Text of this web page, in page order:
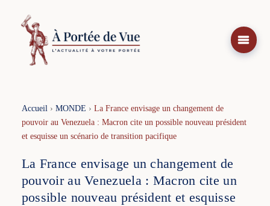
contenu
Accueil› MONDE › La France envisage un changement de
pouvoir au Venezuela : Macron cite un possible nouveau président
et esquisse un scénario de transition pacifique
La France envisage un changement de
pouvoir au Venezuela : Macron cite un
possible nouveau président et esquisse